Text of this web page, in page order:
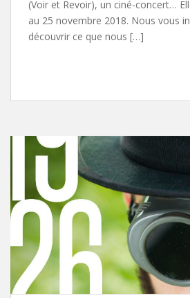
(Voir et Revoir), un ciné-concert…
au 25 novembre 2018. Nous vous
découvrir ce que nous […]